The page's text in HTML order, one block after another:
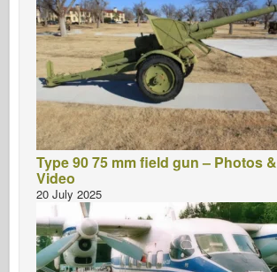
Type 90 75 mm field gun – Photos &
Video
20 July 2025